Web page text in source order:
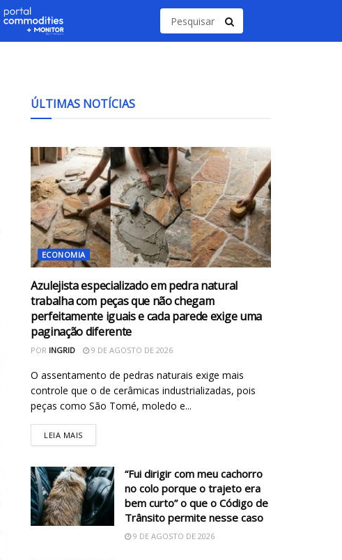
ÚLTIMAS NOTÍCIAS
ECONOMIA
Azulejista especializado em pedra natural
trabalha com peças que não chegam
perfeitamente iguais e cada parede exige uma
paginação diferente
POR INGRID 9 DE AGOSTO DE 2026
O assentamento de pedras naturais exige mais
controle que o de cerâmicas industrializadas, pois
peças como São Tomé, moledo e...
LEIA MAIS
“Fui dirigir com meu cachorro
no colo porque o trajeto era
bem curto” o que o Código de
Trânsito permite nesse caso
9 DE AGOSTO DE 2026